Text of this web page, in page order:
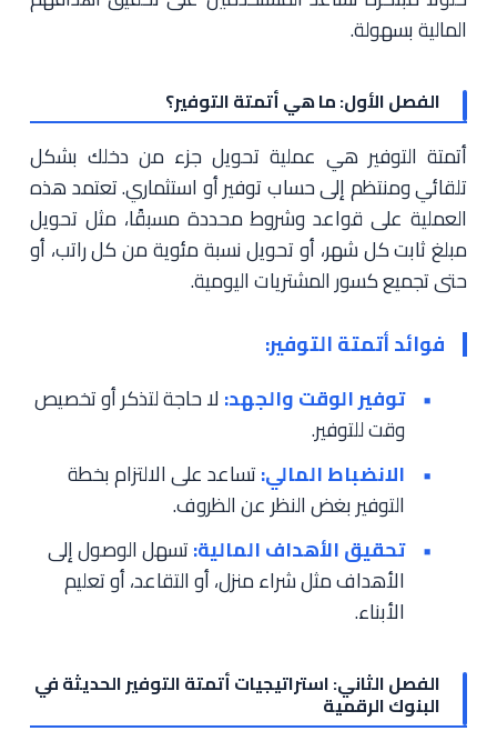
المالية بسهولة.
الفصل الأول: ما هي أتمتة التوفير؟
أتمتة التوفير هي عملية تحويل جزء من دخلك بشكل
تلقائي ومنتظم إلى حساب توفير أو استثماري. تعتمد هذه
العملية على قواعد وشروط محددة مسبقًا، مثل تحويل
مبلغ ثابت كل شهر، أو تحويل نسبة مئوية من كل راتب، أو
حتى تجميع كسور المشتريات اليومية.
فوائد أتمتة التوفير:
توفير الوقت والجهد: لا حاجة لتذكر أو تخصيص
وقت للتوفير.
الانضباط المالي:تساعد على الالتزام بخطة
التوفير بغض النظر عن الظروف.
تحقيق الأهداف المالية:تسهل الوصول إلى
الأهداف مثل شراء منزل، أو التقاعد، أو تعليم
الأبناء.
الفصل الثاني: استراتيجيات أتمتة التوفير الحديثة في
البنوك الرقمية